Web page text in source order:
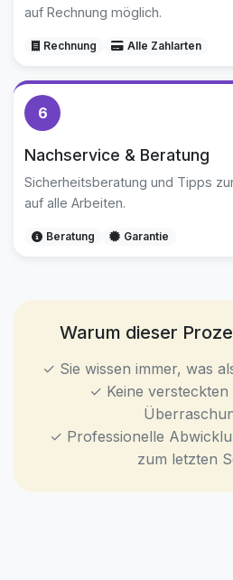
auf Rechnung möglich.
Rechnung Alle Zahlarten
6
Nachservice & Beratung
Sicherheitsberatung und Tipps
auf alle Arbeiten.
Beratung Garantie
Warum dieser
✓ Sie wissen immer, was
✓ Keine versteckten
✓ Professionelle
zum letzten